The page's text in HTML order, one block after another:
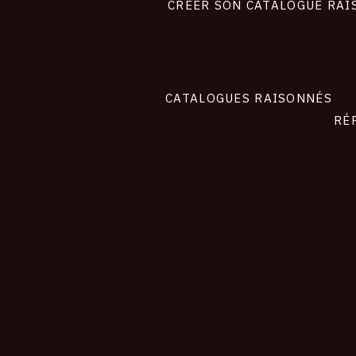
CRÉER SON CATALOGUE
CATALOGUES RAISONNÉS